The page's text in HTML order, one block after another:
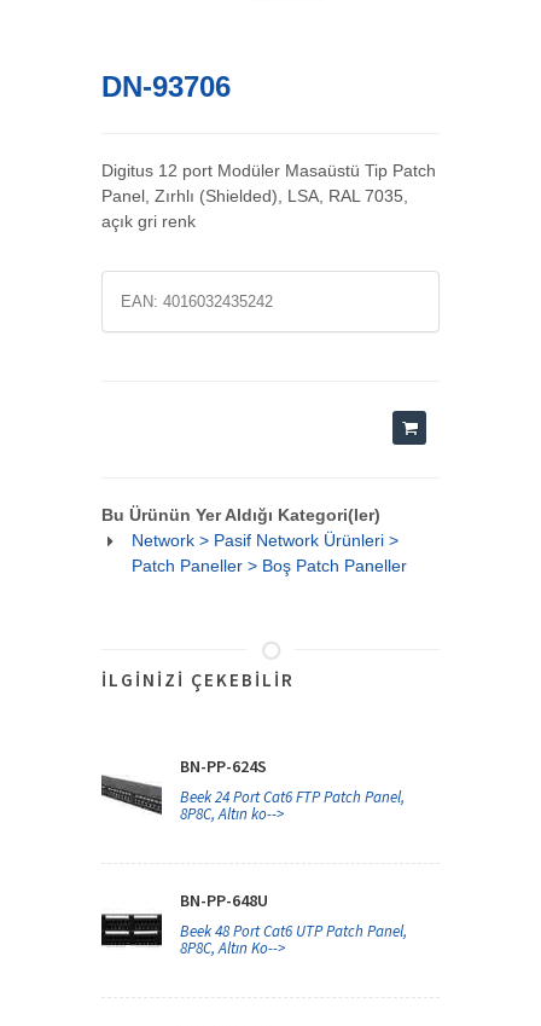
DN-93706
Digitus 12 port Modüler Masaüstü Tip Patch
Panel, Zırhlı (Shielded), LSA, RAL 7035,
açık gri renk
EAN: 4016032435242
Bu Ürünün Yer Aldığı Kategori(ler)
Network > Pasif Network Ürünleri >
Patch Paneller > Boş Patch Paneller
İLGINIZI ÇEKEBILIR
BN-PP-624S
Beek 24 Port Cat6 FTP Patch Panel,
8P8C, Altın ko-->
BN-PP-648U
Beek 48 Port Cat6 UTP Patch Panel,
8P8C, Altın Ko-->